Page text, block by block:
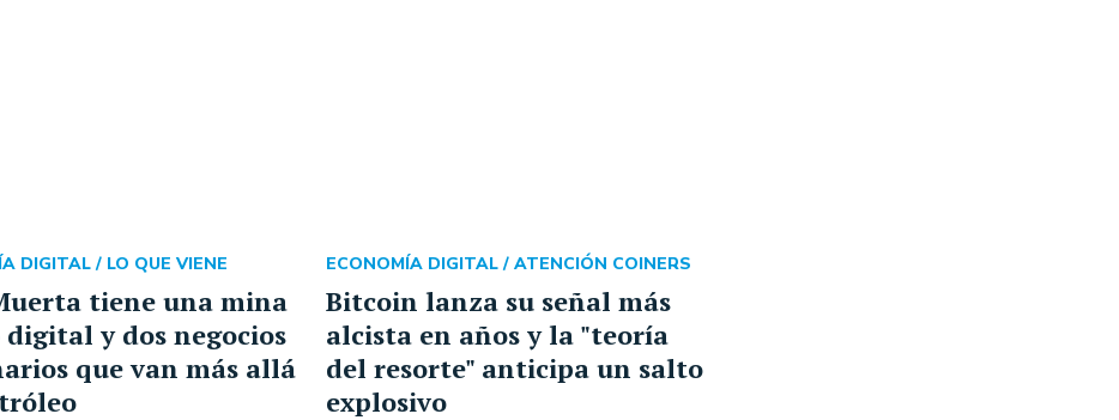
tiene una mina
digital y dos negocios
que van más allá
DIGITAL / LO QUE VIENE
Bitcoin lanza su señal más
alcista en años y la "teoría
del resorte" anticipa un salto
explosivo
ECONOMÍA DIGITAL / ATENCIÓN COINERS